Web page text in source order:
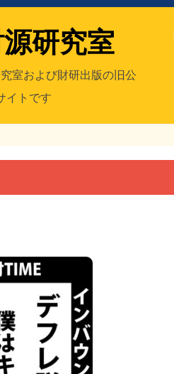
源研究室
室および財研出版の旧公
イトです